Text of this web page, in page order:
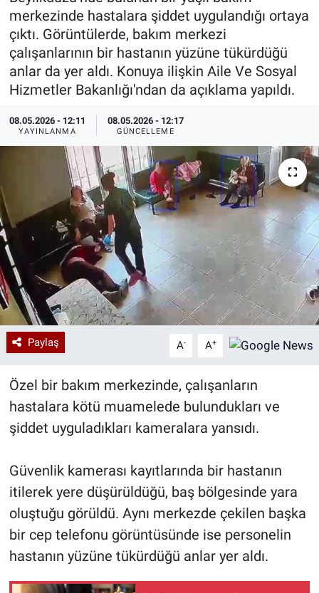
merkezinde hastalara şiddet uygulandığı ortaya
çıktı. Görüntülerde, bakım merkezi
çalışanlarının bir hastanın yüzüne tükürdüğü
anlar da yer aldı. Konuya ilişkin Aile Ve Sosyal
Hizmetler Bakanlığı'ndan da açıklama yapıldı.
08.05.2026 - 12:11
YAYINLANMA
08.05.2026 - 12:17
GÜNCELLEME
Paylaş A- A+
Özel bir bakım merkezinde, çalışanların
hastalara kötü muamelede bulundukları ve
şiddet uyguladıkları kameralara yansıdı.
Güvenlik kamerası kayıtlarında bir hastanın
itilerek yere düşürüldüğü, baş bölgesinde yara
oluştuğu görüldü. Aynı merkezde çekilen başka
bir cep telefonu görüntüsünde ise personelin
hastanın yüzüne tükürdüğü anlar yer aldı.
Özel Haberler
Yazarlar
Dünya
Medya
Özel Haberler
Kadın
Erişim Bilgileri
Sağlık
Teknoloji
Ramazan
Haber Arşivi